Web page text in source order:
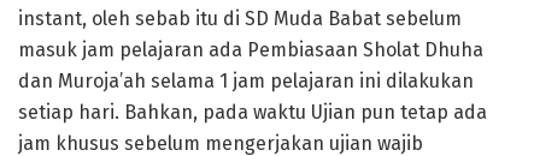
instant, oleh sebab itu di SD Muda Babat sebelum
masuk jam pelajaran ada Pembiasaan Sholat Dhuha
dan Muroja’ah selama 1 jam pelajaran ini dilakukan
setiap hari. Bahkan, pada waktu Ujian pun tetap ada
jam khusus sebelum mengerjakan ujian wajib